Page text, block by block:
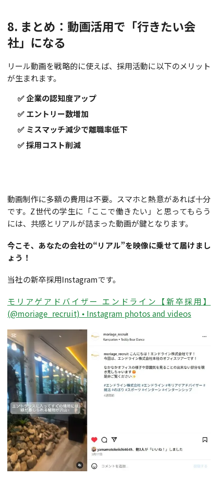
8. まとめ：動画活用で「行きたい会
社」になる
リール動画を戦略的に使えば、採用活動に以下のメリット
が生まれます。
✅ 企業の認知度アップ
✅ エントリー数増加
✅ ミスマッチ減少で離職率低下
✅ 採用コスト削減
動画制作に多額の費用は不要。スマホと熱意があれば十分
です。Z世代の学生に「ここで働きたい」と思ってもらう
には、共感とリアルが詰まった動画が鍵となります。
今こそ、あなたの会社の“リアル”を映像に乗せて届けまし
ょう！
当社の新卒採用Instagramです。
モリアゲアドバイザー エンドライン【新卒採用】
(@moriage_recruit) • Instagram photos and videos